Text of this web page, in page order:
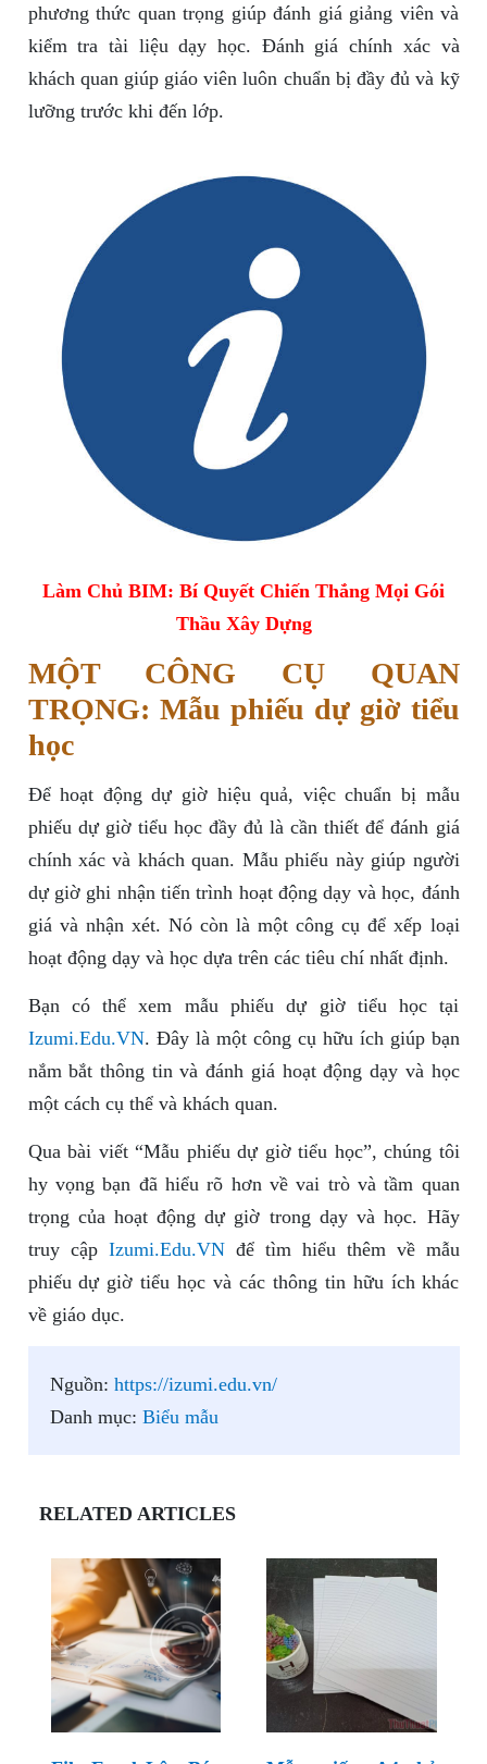
phương thức quan trọng giúp đánh giá giảng viên và
kiểm tra tài liệu dạy học. Đánh giá chính xác và
khách quan giúp giáo viên luôn chuẩn bị đầy đủ và kỹ
lưỡng trước khi đến lớp.
Làm Chủ BIM: Bí Quyết Chiến Thắng Mọi Gói
Thầu Xây Dựng
MỘT CÔNG CỤ QUAN
TRỌNG: Mẫu phiếu dự giờ tiểu
học
Để hoạt động dự giờ hiệu quả, việc chuẩn bị mẫu
phiếu dự giờ tiểu học đầy đủ là cần thiết để đánh giá
chính xác và khách quan. Mẫu phiếu này giúp người
dự giờ ghi nhận tiến trình hoạt động dạy và học, đánh
giá và nhận xét. Nó còn là một công cụ để xếp loại
hoạt động dạy và học dựa trên các tiêu chí nhất định.
Bạn có thể xem mẫu phiếu dự giờ tiểu học tại
Izumi.Edu.VN. Đây là một công cụ hữu ích giúp bạn
nắm bắt thông tin và đánh giá hoạt động dạy và học
một cách cụ thể và khách quan.
Qua bài viết “Mẫu phiếu dự giờ tiểu học”, chúng tôi
hy vọng bạn đã hiểu rõ hơn về vai trò và tầm quan
trọng của hoạt động dự giờ trong dạy và học. Hãy
truy cập Izumi.Edu.VNđể tìm hiểu thêm về mẫu
phiếu dự giờ tiểu học và các thông tin hữu ích khác
về giáo dục.
Nguồn: https://izumi.edu.vn/
Danh mục: Biểu mẫu
RELATED ARTICLES